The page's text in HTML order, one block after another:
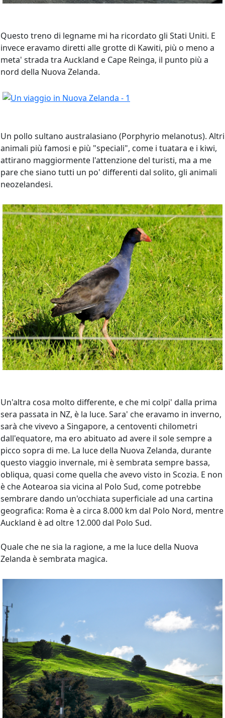
Questo treno di legname mi ha ricordato gli Stati Uniti. E
invece eravamo diretti alle grotte di Kawiti, più o meno a
meta' strada tra Auckland e Cape Reinga, il punto più a
nord della Nuova Zelanda.
Un pollo sultano australasiano (Porphyrio melanotus). Altri
animali più famosi e più "speciali", come i tuatara e i kiwi,
attirano maggiormente l'attenzione del turisti, ma a me
pare che siano tutti un po' differenti dal solito, gli animali
neozelandesi.
Un'altra cosa molto differente, e che mi colpi' dalla prima
sera passata in NZ, è la luce. Sara' che eravamo in inverno,
sarà che vivevo a Singapore, a centoventi chilometri
dall'equatore, ma ero abituato ad avere il sole sempre a
picco sopra di me. La luce della Nuova Zelanda, durante
questo viaggio invernale, mi è sembrata sempre bassa,
obliqua, quasi come quella che avevo visto in Scozia. E non
è che Aotearoa sia vicina al Polo Sud, come potrebbe
sembrare dando un'occhiata superficiale ad una cartina
geografica: Roma è a circa 8.000 km dal Polo Nord, mentre
Auckland è ad oltre 12.000 dal Polo Sud.
Quale che ne sia la ragione, a me la luce della Nuova
Zelanda è sembrata magica.